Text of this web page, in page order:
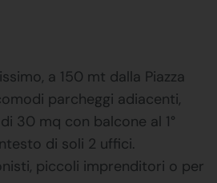
a 150 mt dalla Piazza
parcheggi adiacenti,
30 mq con balcone al 1°
di soli 2 uffici.
piccoli imprenditori o per